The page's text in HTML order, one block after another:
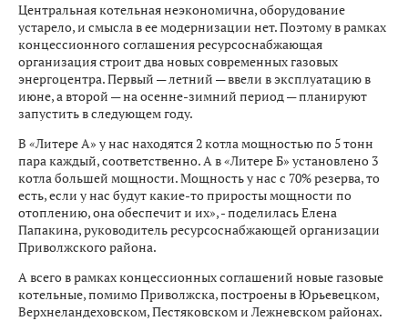
Центральная котельная неэкономична, оборудование
устарело, и смысла в ее модернизации нет. Поэтому в рамках
концессионного соглашения ресурсоснабжающая
организация строит два новых современных газовых
энергоцентра. Первый — летний — ввели в эксплуатацию в
июне, а второй — на осенне-зимний период — планируют
запустить в следующем году.
В «Литере А» у нас находятся 2 котла мощностью по 5 тонн
пара каждый, соответственно. А в «Литере Б» установлено 3
котла большей мощности. Мощность у нас с 70% резерва, то
есть, если у нас будут какие-то приросты мощности по
отоплению, она обеспечит и их», - поделилась Елена
Папакина, руководитель ресурсоснабжающей организации
Приволжского района.
А всего в рамках концессионных соглашений новые газовые
котельные, помимо Приволжска, построены в Юрьевецком,
Верхнеландеховском, Пестяковском и Лежневском районах.